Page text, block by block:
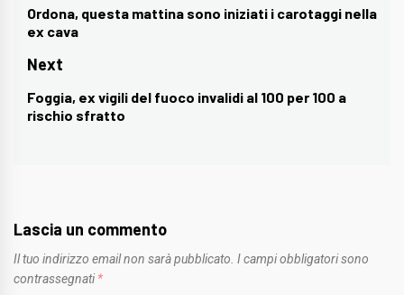
articoli
Previous
post:
Ordona, questa mattina sono iniziati i carotaggi nella
ex cava
Next
Next
post:
Foggia, ex vigili del fuoco invalidi al 100 per 100 a
rischio sfratto
Lascia un commento
Il tuo indirizzo email non sarà pubblicato. I campi obbligatori sono
contrassegnati *